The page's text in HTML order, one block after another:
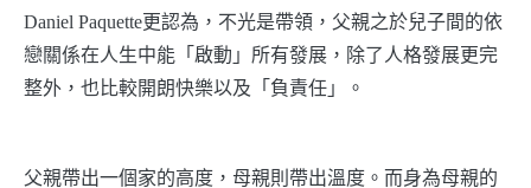
Daniel Paquette更認為，不光是帶領，父親之於兒子間的依
戀關係在人生中能「啟動」所有發展，除了人格發展更完
整外，也比較開朗快樂以及「負責任」。
父親帶出一個家的高度，母親則帶出溫度。而身為母親的